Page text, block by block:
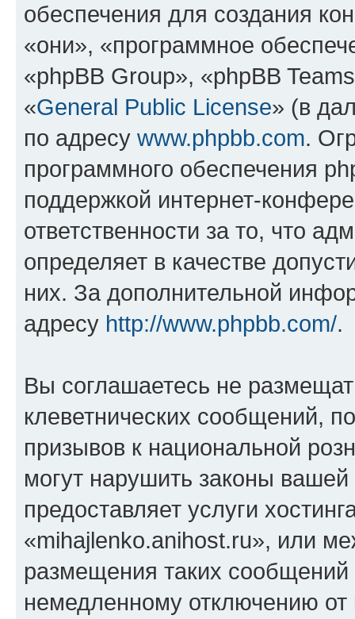
обеспечения для создания
«они», «программное
«phpBB Group», «phpBB
«General Public License» (в
по адресу www.phpbb.com.
программного обеспечения
поддержкой интернет-
ответственности за то, что
определяет в качестве
них. За дополнительной
адресу http://www.phpbb.com/.
Вы соглашаетесь не
клеветнических сообщений,
призывов к национальной
могут нарушить законы
предоставляет услуги
«mihajlenko.anihost.ru», или
размещения таких
немедленному отключению